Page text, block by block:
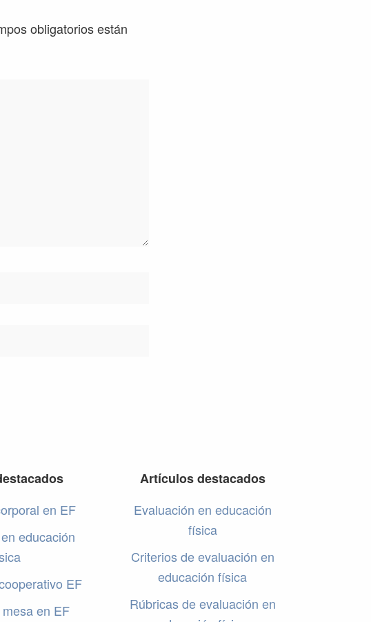
obligatorios están
en EF
educación
EF
en EF
Artículos destacados
Evaluación en educación
física
Criterios de evaluación en
educación física
Rúbricas de evaluación en